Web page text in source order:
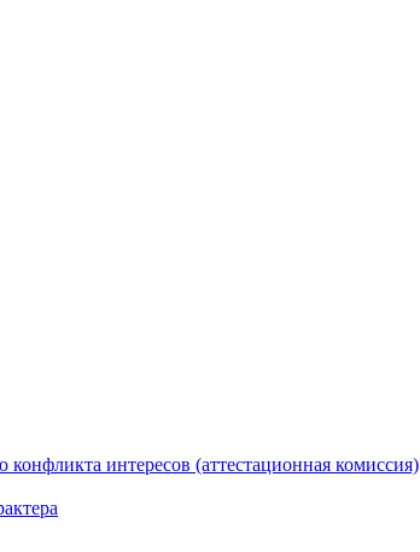
интересов (аттестационная комиссия)